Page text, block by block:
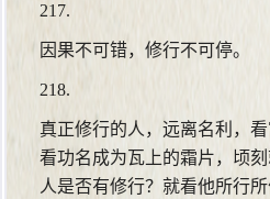
217.
因果不可错，修行不可停。
218.
真正修行的人，远离名利，看
看功名成为瓦上的霜片，顷
人是否有修行？就看他所行